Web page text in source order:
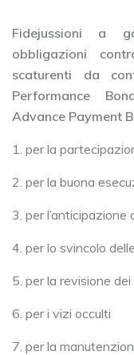
Fidejussioni a
obbligazioni
scaturenti da
Performance
Advance Payment
1. per la
2. per la buona
3. per
4. per lo svincolo
5. per la revisione
6. per i vizi occulti
7. per la